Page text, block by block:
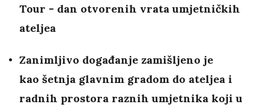
Tour - dan otvorenih vrata umjetničkih
ateljea
Zanimljivo događanje zamišljeno je
kao šetnja glavnim gradom do ateljea i
radnih prostora raznih umjetnika koji u